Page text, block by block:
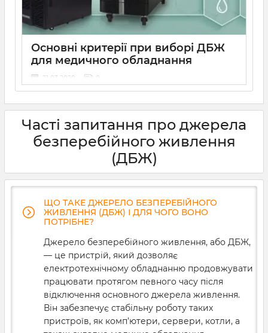
оптимальну місткість акумуляторної батареї.
Розбираємося, як це зробити та як уникнути
критичних помилок при виборі безперебійника.
Основні критерії при виборі ДБЖ
для медичного обладнання
21 03 2020 0
Медичне обладнання потребує подачі рівної напруги
без перебоїв. Від цього буде залежати довговічність
медичного обладнання вибирається ретельно та
згідно певних параметрів. На що варто звернути
першочерг
Часті запитання про джерела
безперебійного живлення
(ДБЖ)
ЩО ТАКЕ ДЖЕРЕЛО БЕЗПЕРЕБІЙНОГО
ЖИВЛЕННЯ (ДБЖ) І ДЛЯ ЧОГО ВОНО
ПОТРІБНЕ?
Джерело безперебійного живлення, або ДБЖ,
— це пристрій, який дозволяє
електротехнічному обладнанню продовжувати
працювати протягом певного часу після
відключення основного джерела живлення.
Він забезпечує стабільну роботу таких
пристроїв, як комп’ютери, сервери, котли, а